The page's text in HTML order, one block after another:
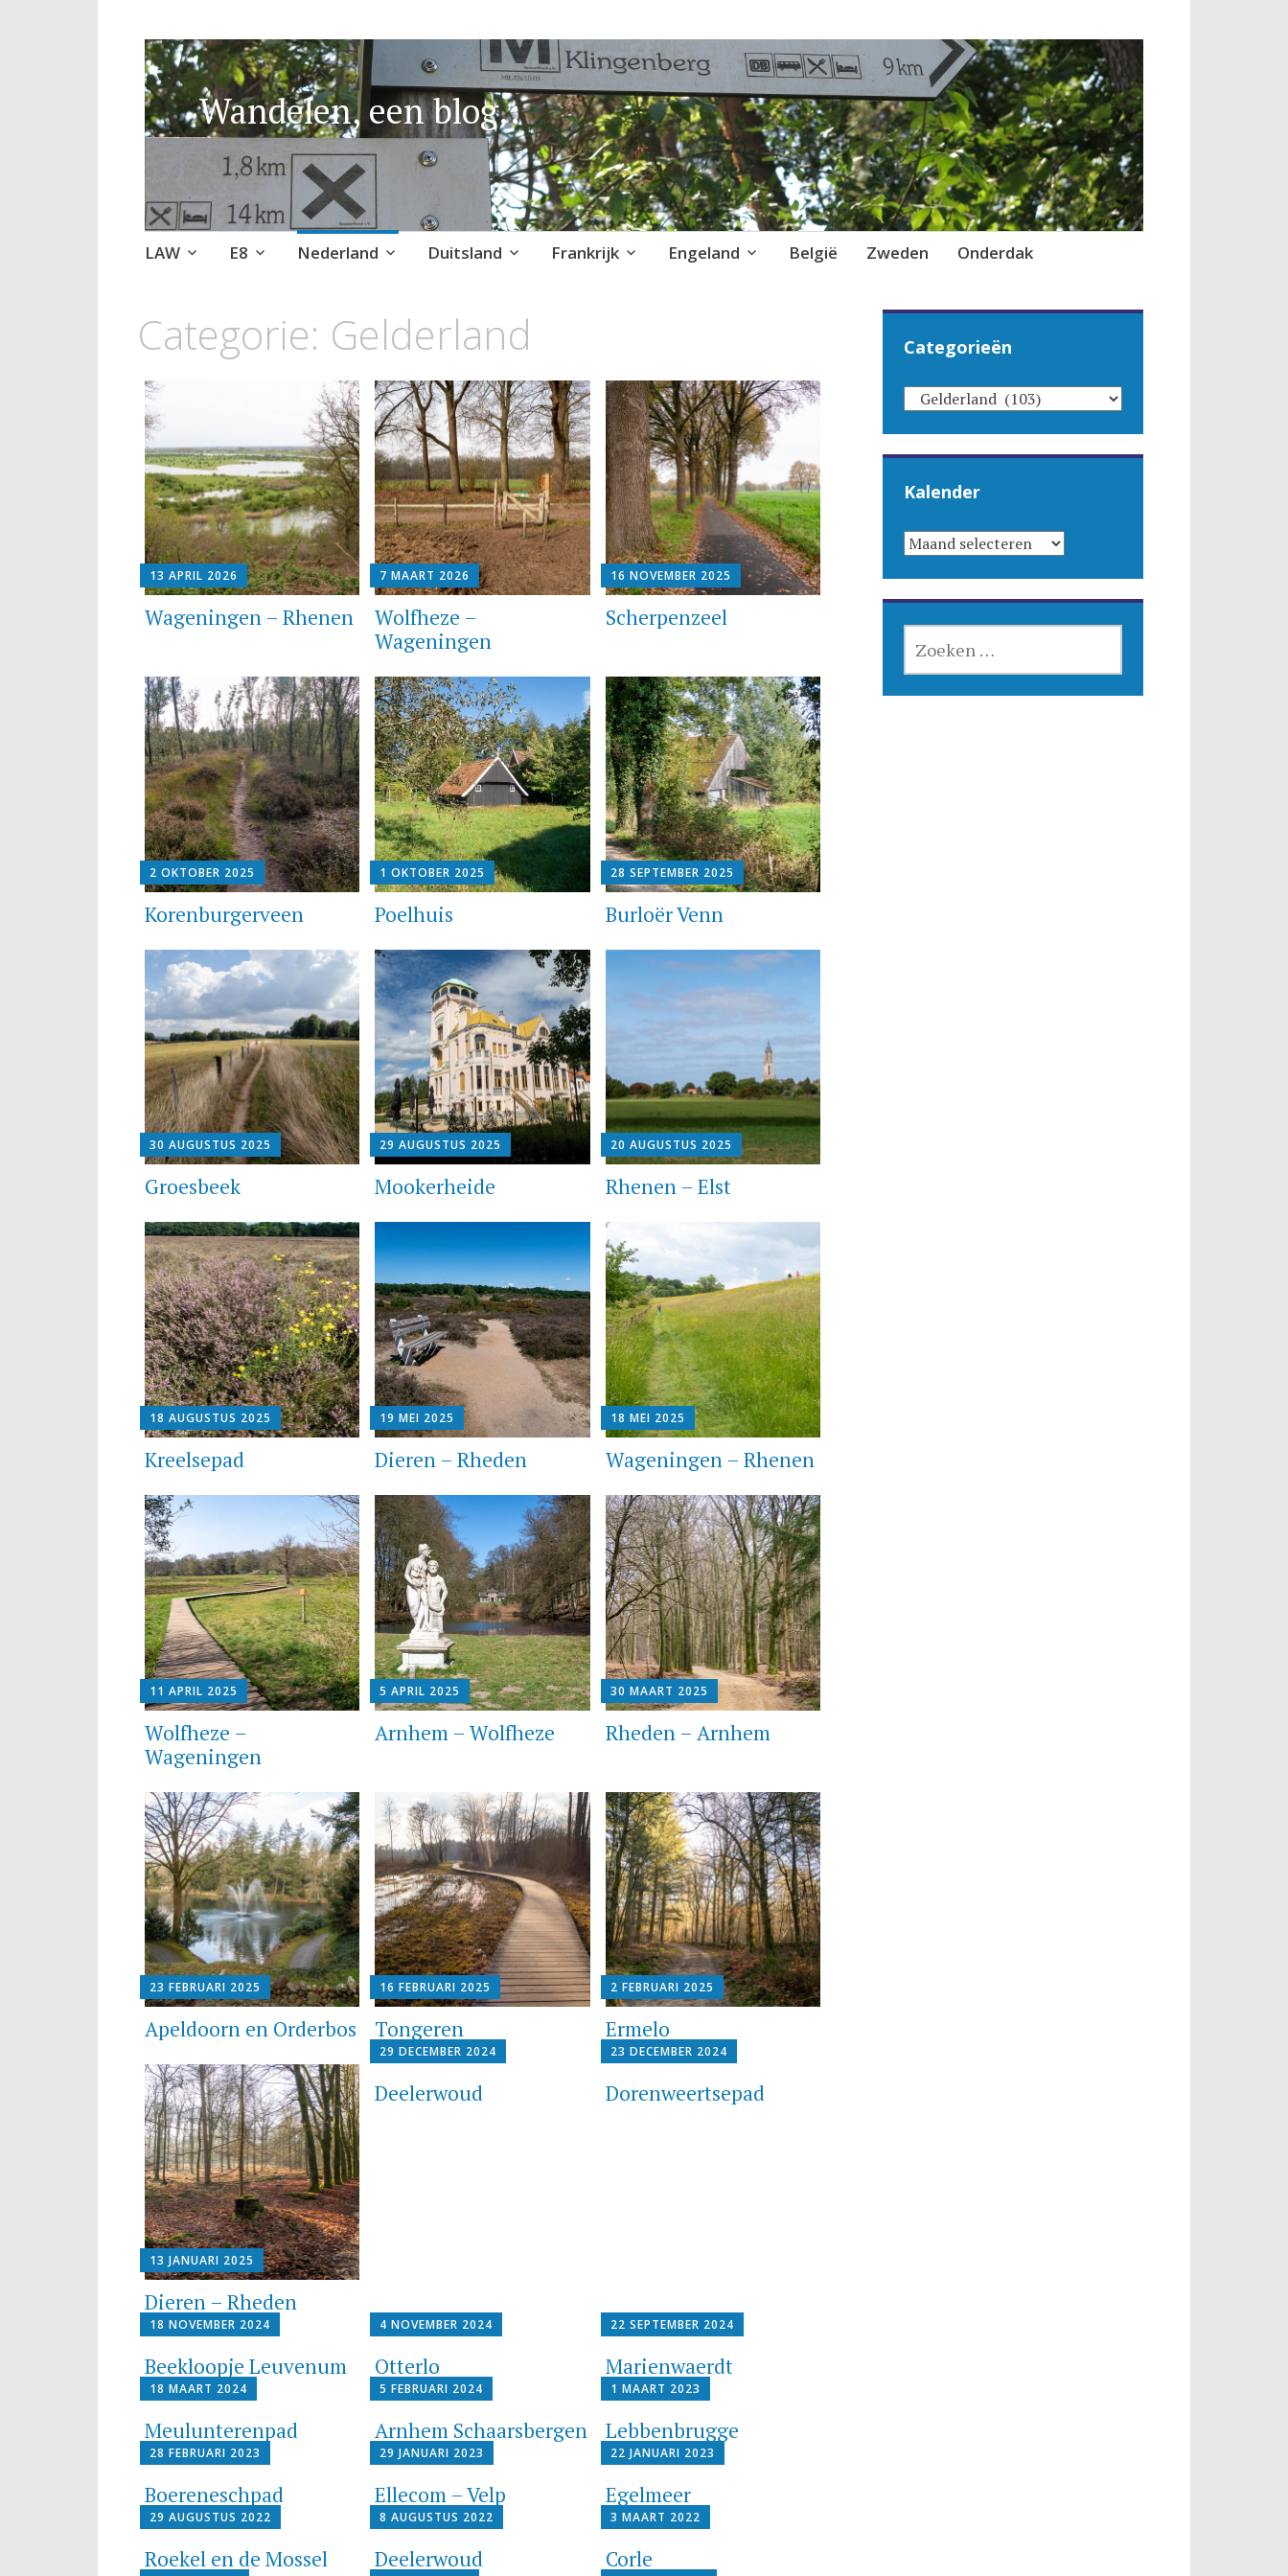
Wandelen, een blog..
Naar
springen
LAW E8 Nederland Duitsland Frankrijk Engeland België Zweden Onderdak
Categorie: Gelderland
13 APRIL 2026
Wageningen – Rhenen
7 MAART 2026
Wolfheze –
Wageningen
16 NOVEMBER 2025
Scherpenzeel
2 OKTOBER 2025
Korenburgerveen
1 OKTOBER 2025
Poelhuis
28 SEPTEMBER 2025
Burloër Venn
30 AUGUSTUS 2025
Groesbeek
29 AUGUSTUS 2025
Mookerheide
20 AUGUSTUS 2025
Rhenen – Elst
18 AUGUSTUS 2025
Kreelsepad
19 MEI 2025
Dieren – Rheden
18 MEI 2025
Wageningen – Rhenen
11 APRIL 2025
Wolfheze –
Wageningen
5 APRIL 2025
Arnhem – Wolfheze
30 MAART 2025
Rheden – Arnhem
23 FEBRUARI 2025
Apeldoorn en Orderbos
16 FEBRUARI 2025
Tongeren
2 FEBRUARI 2025
Ermelo
13 JANUARI 2025
Dieren – Rheden
29 DECEMBER 2024
Deelerwoud
23 DECEMBER 2024
Dorenweertsepad
18 NOVEMBER 2024
Beekloopje Leuvenum
4 NOVEMBER 2024
Otterlo
22 SEPTEMBER 2024
Marienwaerdt
18 MAART 2024
Meulunterenpad
5 FEBRUARI 2024
Arnhem Schaarsbergen
1 MAART 2023
Lebbenbrugge
28 FEBRUARI 2023
Boereneschpad
29 JANUARI 2023
Ellecom – Velp
22 JANUARI 2023
Egelmeer
29 AUGUSTUS 2022
Roekel en de Mossel
8 AUGUSTUS 2022
Deelerwoud
3 MAART 2022
Corle
Categorieën
CATEGORIEËN
Kalender
KALENDER
NAAR: